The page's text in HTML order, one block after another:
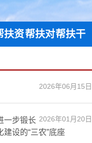
扶资帮扶对帮扶干
2026年06月15日
2026年01月20日
一步锻长
设的“三农”底座